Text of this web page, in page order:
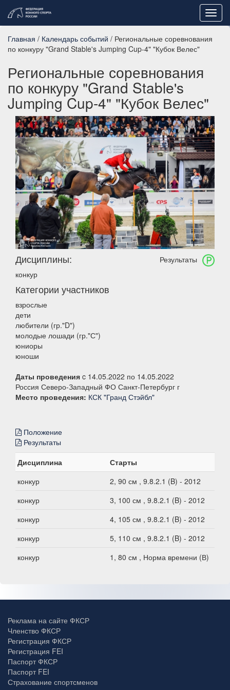
Главная / Календарь событий / Региональные соревнования
по конкуру "Grand Stable's Jumping Cup-4" "Кубок Велес"
Региональные соревнования
по конкуру "Grand Stable's
Jumping Cup-4" "Кубок Велес"
Результаты
Дисциплины:
конкур
Категории участников
взрослые
дети
любители (гр."D")
молодые лошади (гр."С")
юниоры
юноши
Даты проведения c 14.05.2022 по 14.05.2022
Россия Северо-Западный ФО Санкт-Петербург г
Место проведения: КСК "Гранд Стэйбл"
Положение
Результаты
Дисциплина
Старты
конкур
2, 90 см , 9.8.2.1 (B) - 2012
конкур
3, 100 см , 9.8.2.1 (B) - 2012
конкур
4, 105 см , 9.8.2.1 (B) - 2012
конкур
5, 110 см , 9.8.2.1 (B) - 2012
конкур
1, 80 см , Норма времени (В)
Реклама на сайте ФКСР
Членство ФКСР
Регистрация ФКСР
Регистрация FEI
Паспорт ФКСР
Паспорт FEI
Страхование спортсменов